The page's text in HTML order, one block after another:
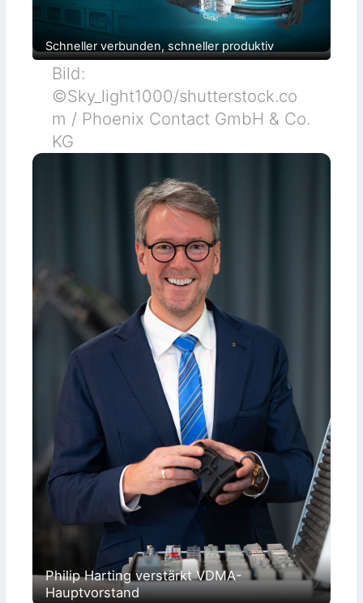
Schneller verbunden, schneller produktiv
Bild:
©Sky_light1000/shutterstock.co
m / Phoenix Contact GmbH & Co.
KG
Philip Harting verstärkt VDMA-
Hauptvorstand